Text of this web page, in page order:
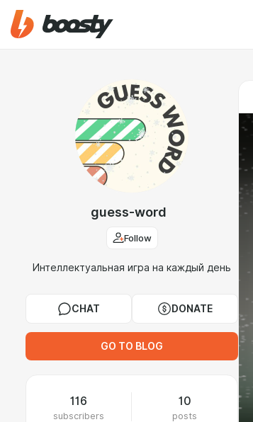
guess-word
Follow
Интеллектуальная игра на каждый день
CHAT DONATE
GO TO BLOG
116
subscribers
10
posts